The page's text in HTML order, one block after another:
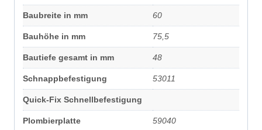
Baubreite in mm 60
Bauhöhe in mm 75,5
Bautiefe gesamt in mm 48
Schnappbefestigung 53011
Quick-Fix Schnellbefestigung
Plombierplatte 59040